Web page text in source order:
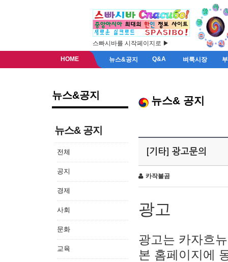
스빠시바를 시작페이지로 ▶
HOME 뉴스&공지 Q&A 벼룩시장
뉴스&공지
뉴스& 공지
전체
공지
경제
사회
문화
교육
뉴스& 공지
[기타] 광고문의
카작불곰
광고
광고는 카자흐
본 홈페이지에